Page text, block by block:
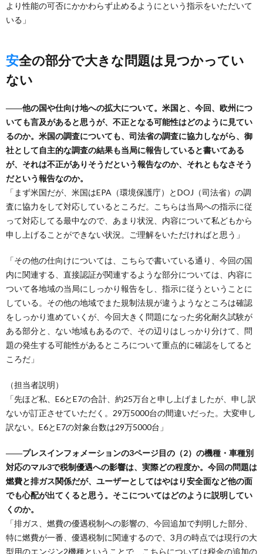
より性能の可否にかかわらず止めるようにという指示をいただいて
いる」
安全の部分で大きな問題は見つかってい
ない
――他の国や仕向け地への拡大について。米国と、今回、欧州につ
いても言及があると思うが、不正となる可能性はどのように見てい
るのか。米国の調査についても、司法省の調査に協力しながら、御
社として自主的な調査の結果も当局に報告していると書いてある
が、それは不正がありそうだという報告なのか、それともなさそう
だという報告なのか。
「まず米国だが、米国はEPA（環境保護庁）とDOJ（司法省）の調
査に協力をして対応しているところだ。こちらは当局への指示に従
って対応してる最中なので、あまり状況、内容について私どもから
申し上げることができない状況。ご理解をいただければと思う」
「その他の仕向けについては、こちらで書いている通り、今回の国
内に関連する、直接認証が関連するような部分については、内容に
ついて各地域の当局にしっかり報告をし、指示に従うということに
している。その他の地域でまた規制法規が違うようなところは確認
をしっかり進めていくが、今回大きく問題になった劣化耐久試験が
ある部分と、ない地域もあるので、その辺りはしっかり分けて、問
題の発生する可能性があるところについて重点的に確認をしてると
ころだ」
（担当者説明）
「先ほど私、E6とE7の合計、約25万台と申し上げましたが、申し訳
ないが訂正させていただく。29万5000台の間違いだった。大変申し
訳ない。E6とE7の対象台数は29万5000台」
――プレスインフォメーションの3ページ目の（2）の機種・車種別
対応のマル3で税制優遇への影響は、実際どの程度か。今回の問題は
燃費と排ガス関係だが、ユーザーとしてはやはり安全面など他の面
でも心配が出てくると思う。そこについてはどのように説明してい
くのか。
「排ガス、燃費の優遇税制への影響の、今回追加で判明した部分、
特に燃費が一番、優遇税制に関連するので、3月の時点では現行の大
型用のエンジン2機種ということで、こちらについては税金の追加の